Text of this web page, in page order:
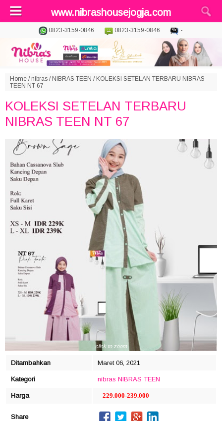
www.nibrashousejogja.com
0823-3159-0846 0823-3159-0846 -
Home /nibras / NIBRAS TEEN / KOLEKSI SETELAN TERBARU NIBRAS
TEEN NT 67
KOLEKSI SETELAN TERBARU
NIBRAS TEEN NT 67
click to zoom
Ditambahkan Maret 06, 2021
Kategori nibras NIBRAS TEEN
Harga 229.000-239.000
Share